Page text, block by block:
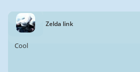
Zelda link
Cool